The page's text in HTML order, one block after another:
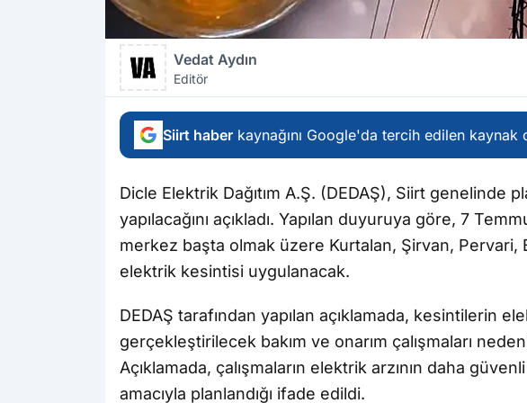
Vedat Aydın
Editör
Siirt haber kaynağını Google'da tercih edilen kaynak
Dicle Elektrik Dağıtım A.Ş. (DEDAŞ), Siirt genelinde
yapılacağını açıkladı. Yapılan duyuruya göre, 7
merkez başta olmak üzere Kurtalan, Şirvan,
elektrik kesintisi uygulanacak.
DEDAŞ tarafından yapılan açıklamada, kesintilerin
gerçekleştirilecek bakım ve onarım çalışmaları
Açıklamada, çalışmaların elektrik arzının daha
amacıyla planlandığı ifade edildi.